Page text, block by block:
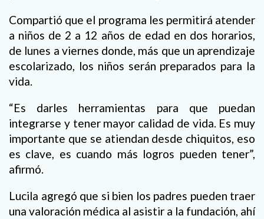
Compartió que el programa les permitirá atender
a niños de 2 a 12 años de edad en dos horarios,
de lunes a viernes donde, más que un aprendizaje
escolarizado, los niños serán preparados para la
vida.
“Es darles herramientas para que puedan
integrarse y tener mayor calidad de vida. Es muy
importante que se atiendan desde chiquitos, eso
es clave, es cuando más logros pueden tener”,
afirmó.
Lucila agregó que si bien los padres pueden traer
una valoración médica al asistir a la fundación, ahí